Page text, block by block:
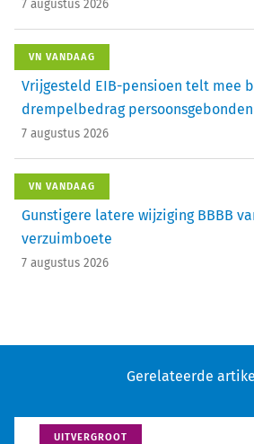
7 augustus 2026
VN VANDAAG
Vrijgesteld EIB-pensioen telt mee
drempelbedrag
7 augustus 2026
VN VANDAAG
Gunstigere latere wijziging BBBB
verzuimboete
7 augustus 2026
Gerelateerde
UITVERGROOT